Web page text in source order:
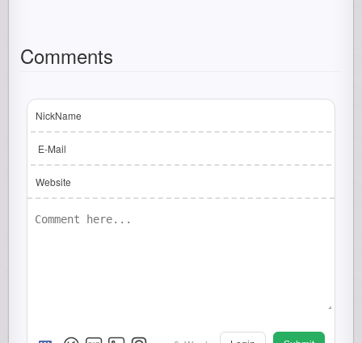
Comments
NickName
E-Mail
Website